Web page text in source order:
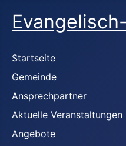
Startseite
Gemeinde
Ansprechpartner
Aktuelle Veranstaltungen
Angebote